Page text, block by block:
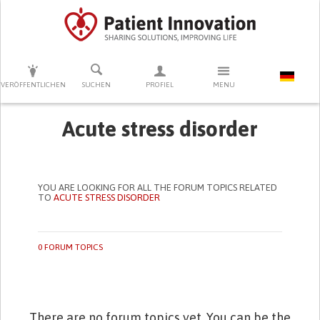
VERÖFFENTLICHEN SUCHEN PROFIEL MENU
DRÜCKEN SIE AUF ENTER UM DIE SUCHE ZU STARTEN
Acute stress disorder
YOU ARE LOOKING FOR ALL THE FORUM TOPICS RELATED
TOACUTE STRESS DISORDER
0 FORUM TOPICS